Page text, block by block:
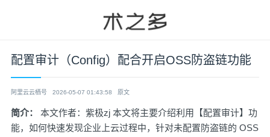
配置审计（Config）配合开启OSS防盗链功能
阿里云云栖号 2026-05-07 01:43:58 原文
简介：
本文作者：紫极zj 本文将主要介绍利用【配置审计】功
能，如何快速发现企业上云过程中，针对未配置防盗链的 OSS